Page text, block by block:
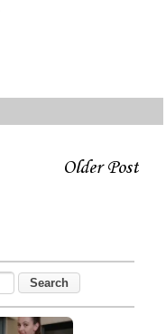
Older Post